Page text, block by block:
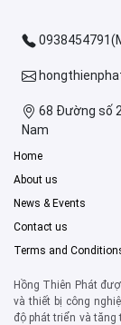
68 Đường số
Nam
Home
About us
News & Events
Contact us
Terms and
Hồng Thiên Phát
và thiết bị công
độ phát triển và